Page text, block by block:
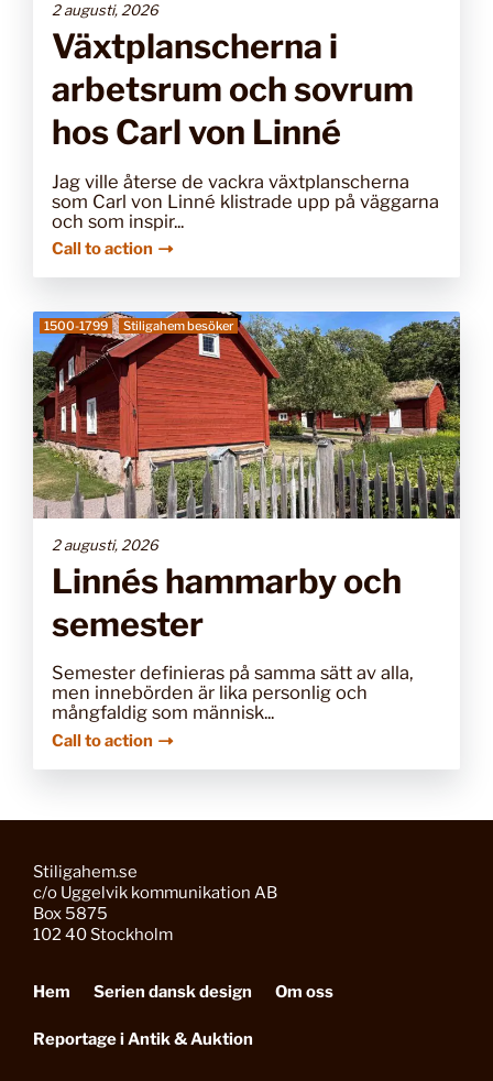
2 augusti, 2026
Växtplanscherna i
arbetsrum och sovrum
hos Carl von Linné
Jag ville återse de vackra växtplanscherna
som Carl von Linné klistrade upp på väggarna
och som inspir...
Call to action
1500-1799 Stiligahem besöker
2 augusti, 2026
Linnés hammarby och
semester
Semester definieras på samma sätt av alla,
men innebörden är lika personlig och
mångfaldig som människ...
Call to action
Stiligahem.se
c/o Uggelvik kommunikation AB
Box 5875
102 40 Stockholm
Hem Serien dansk design Om oss
Reportage i Antik & Auktion